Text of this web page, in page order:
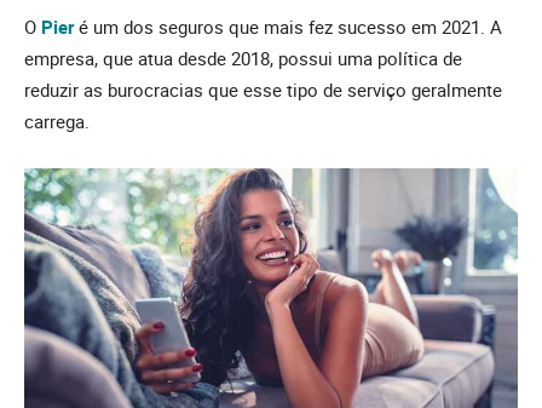
O Pier é um dos seguros que mais fez sucesso em 2021. A
empresa, que atua desde 2018, possui uma política de
reduzir as burocracias que esse tipo de serviço geralmente
carrega.